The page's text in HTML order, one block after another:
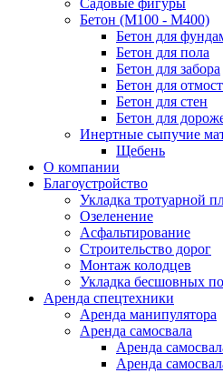
Бетон (М100 - М400)
Бетон для
Бетон для пола
Бетон для забора
Бетон для
Бетон для стен
Бетон для
Инертные сыпучие
Щебень
О компании
Благоустройство
Укладка тротуарной
Озеленение
Асфальтирование
Строительство дорог
Монтаж колодцев
Укладка бесшовных
Аренда спецтехники
Аренда манипулятора
Аренда самосвала
Аренда
Аренда